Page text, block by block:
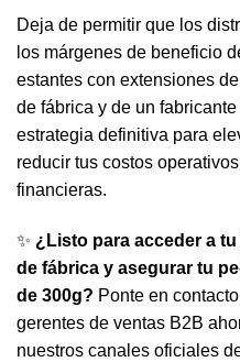
Deja de permitir que los
los márgenes de beneficio
estantes con extensiones
de fábrica y de un
estrategia definitiva para
reducir tus costos
financieras.
✨ ¿Listo para acceder a
de fábrica y asegurar tu
de 300g? Ponte en
gerentes de ventas B2B
nuestros canales oficiales